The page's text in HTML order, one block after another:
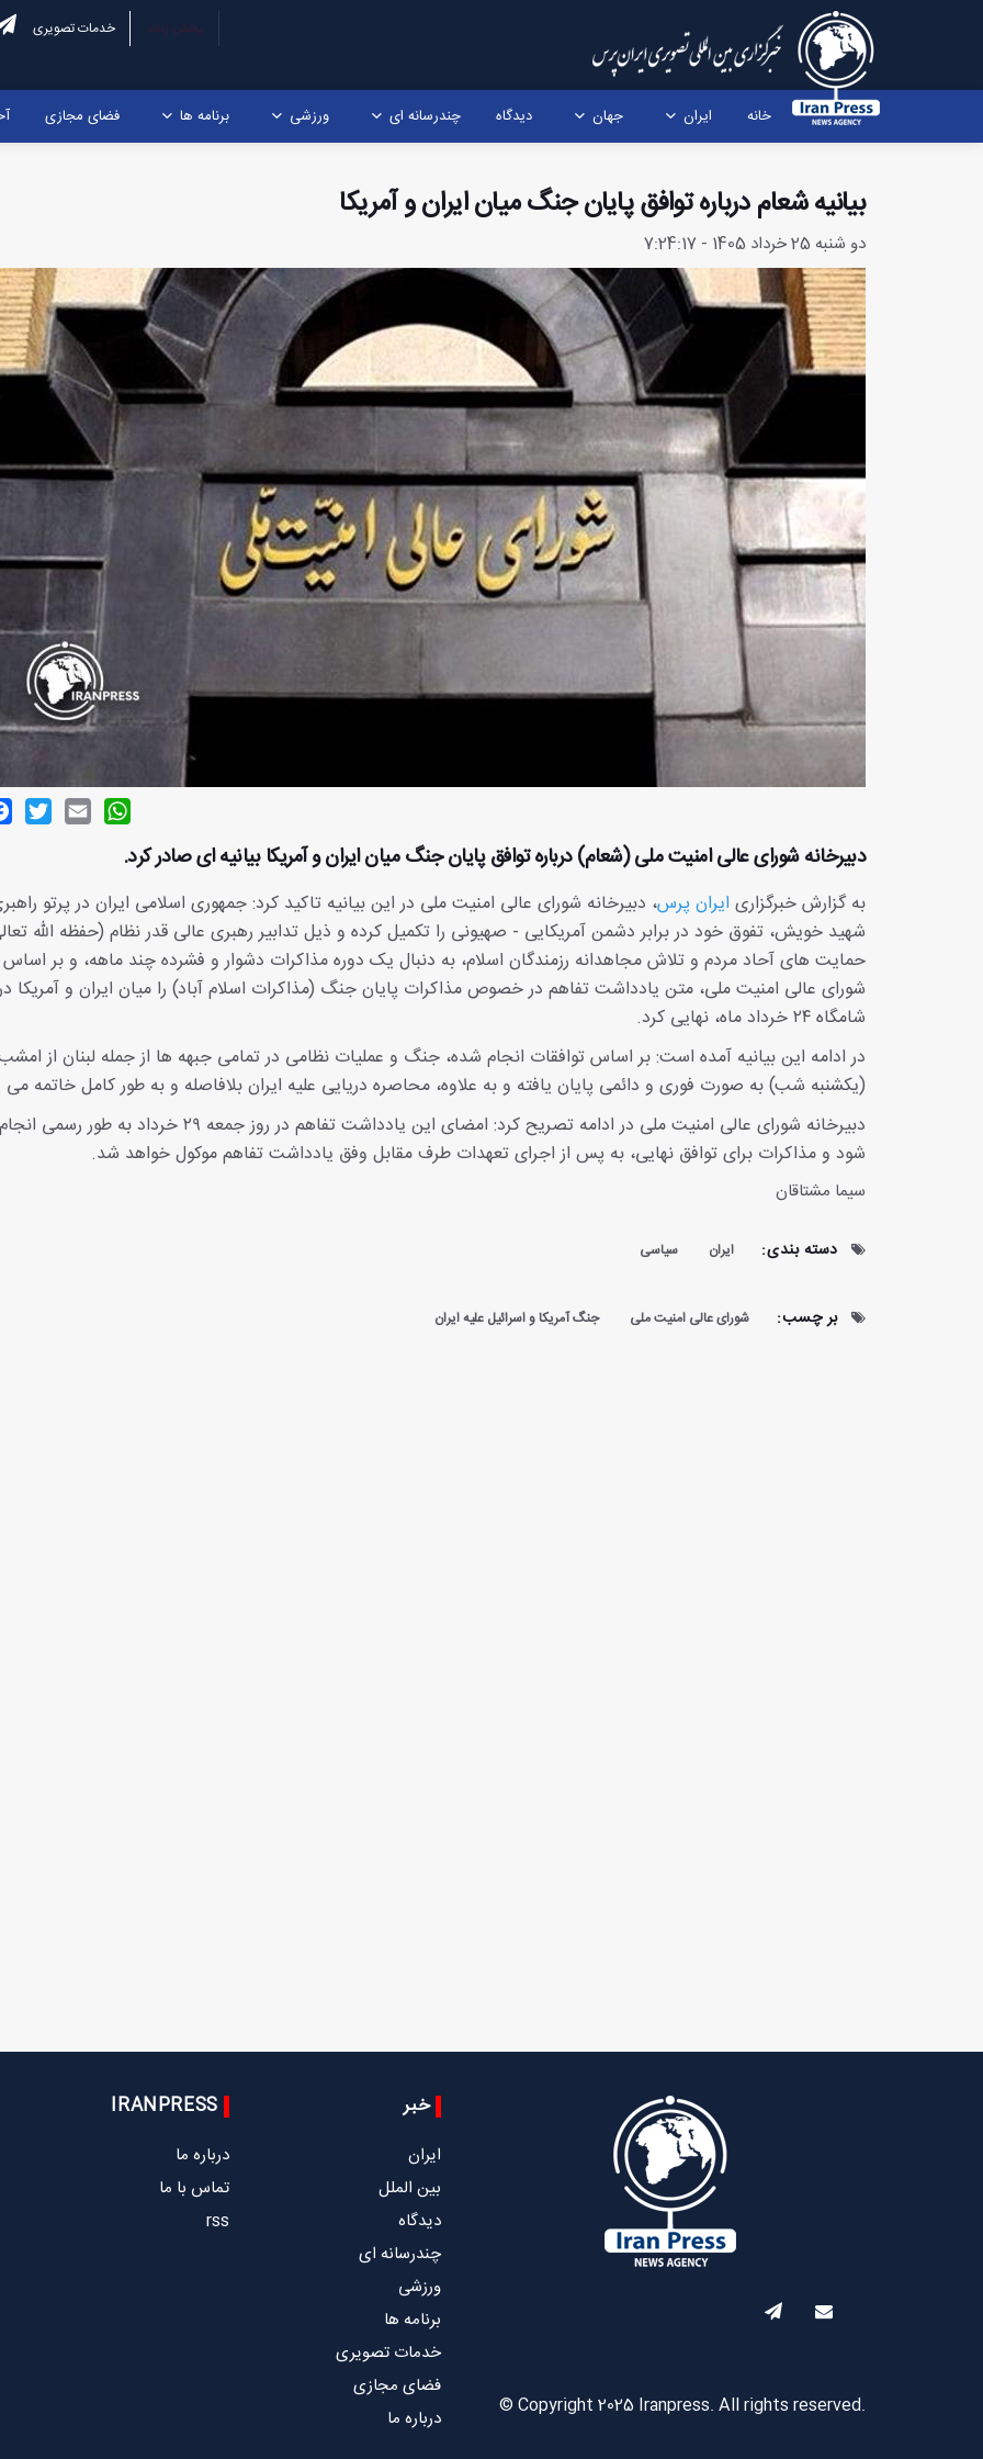
خدمات تصویری
خانه ایران جهان دیدگاه چندرسانه ای ورزشی برنامه ها فضای مجازی
بیانیه شعام درباره توافق پایان جنگ میان ایران و آمریکا
دو شنبه 25 خرداد 1405 - 7:24:17
Email
WhatsApp
دبیرخانه شورای عالی امنیت ملی (شعام) درباره توافق پایان جنگ میان ایران و آمریکا بیانیه ای صادر کرد.
به گزارش خبرگزاری ایران پرس، دبیرخانه شورای عالی امنیت ملی در این بیانیه تاکید کرد: جمهوری اسلامی ایران در پرتو
شهید خویش، تفوق خود در برابر دشمن آمریکایی - صهیونی را تکمیل کرده و ذیل تدابیر رهبری عالی قدر نظام (حفظه الله
حمایت های آحاد مردم و تلاش مجاهدانه رزمندگان اسلام، به دنبال یک دوره مذاکرات دشوار و فشرده چند ماهه، و بر
شورای عالی امنیت ملی، متن یادداشت تفاهم در خصوص مذاکرات پایان جنگ (مذاکرات اسلام آباد) را میان ایران و آمریکا
شامگاه ۲۴ خرداد ماه، نهایی کرد.
در ادامه این بیانیه آمده است: بر اساس توافقات انجام شده، جنگ و عملیات نظامی در تمامی جبهه ها از جمله لبنان از
(یکشنبه شب) به صورت فوری و دائمی پایان یافته و به علاوه، محاصره دریایی علیه ایران بلافاصله و به طور کامل خاتمه می
دبیرخانه شورای عالی امنیت ملی در ادامه تصریح کرد: امضای این یادداشت تفاهم در روز جمعه ۲۹ خرداد
شود و مذاکرات برای توافق نهایی، به پس از اجرای تعهدات طرف مقابل وفق یادداشت تفاهم موکول خواهد شد.
سیما مشتاقان
دسته بندی: ایران سیاسی
بر چسب: شورای عالی امنیت ملی جنگ آمریکا و اسرائیل علیه ایران
© Copyright 2025 Iranpress. All rights reserved.
خبر
ایران
بین الملل
دیدگاه
چندرسانه ای
ورزشی
برنامه ها
خدمات تصویری
فضای مجازی
درباره ما
IRANPRESS
درباره ما
تماس با ما
rss